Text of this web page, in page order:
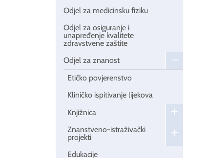
Odjel za medicinsku fiziku
Odjel za osiguranje i
unapređenje kvalitete
zdravstvene zaštite
Odjel za znanost
Etičko povjerenstvo
Kliničko ispitivanje lijekova
Knjižnica
Znanstveno-istraživački
projekti
Edukacije